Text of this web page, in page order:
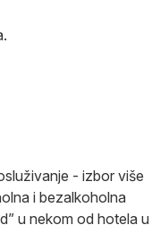
- izbor više
i bezalkoholna
u nekom od hotela u